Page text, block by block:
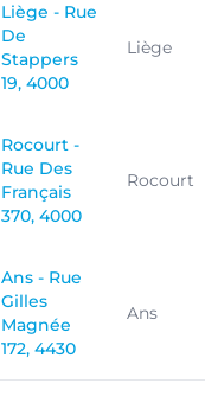
Liège - Rue
De
Stappers
19, 4000
Liège
Rocourt -
Rue Des
Français
370, 4000
Rocourt
Ans - Rue
Gilles
Magnée
172, 4430
Ans